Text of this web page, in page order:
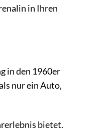
in Ihren
in den 1960er
nur ein Auto,
bietet.